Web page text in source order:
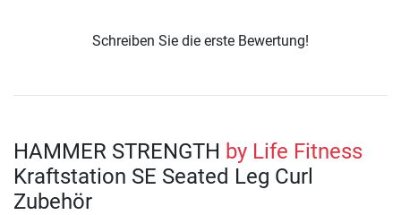
Schreiben Sie die erste Bewertung!
HAMMER STRENGTH by Life Fitness
Kraftstation SE Seated Leg Curl
Zubehör